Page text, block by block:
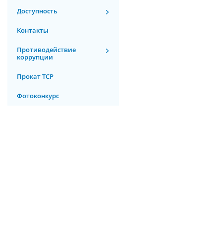
Доступность
Контакты
Противодействие
коррупции
Прокат ТСР
Фотоконкурс